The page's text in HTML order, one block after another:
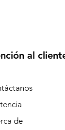
al
de